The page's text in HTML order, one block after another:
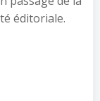
éditoriale.